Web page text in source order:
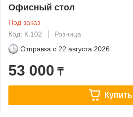
Офисный стол
Под заказ
Код: К.102
Розница
Отправка с 22 августа 2026
53 000 ₸
Купить